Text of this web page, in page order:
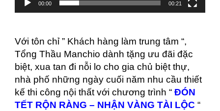
00:00 00:21
Với tôn chỉ ” Khách hàng làm trung tâm “,
Tổng Thầu Manchio dành tặng ưu đãi đặc
biệt, xua tan đi nỗi lo cho gia chủ biệt thự,
nhà phố những ngày cuối năm nhu cầu thiết
kế thi công nội thất với chương trình “ ĐÓN
TẾT RỘN RÀNG – NHẬN VÀNG TÀI LỘC “